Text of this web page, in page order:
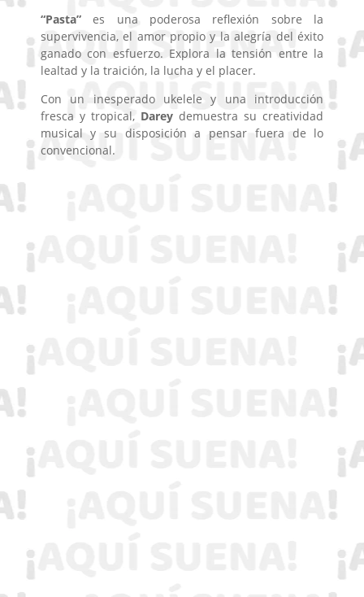
“Pasta”es una poderosa reflexión sobre la
supervivencia, el amor propio y la alegría del éxito
ganado con esfuerzo. Explora la tensión entre la
lealtad y la traición, la lucha y el placer.
Con un inesperado ukelele y una introducción
fresca y tropical, Darey demuestra su creatividad
musical y su disposición a pensar fuera de lo
convencional.